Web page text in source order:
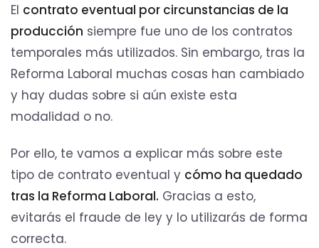
El contrato eventual por circunstancias de la
producción siempre fue uno de los contratos
temporales más utilizados. Sin embargo, tras la
Reforma Laboral muchas cosas han cambiado
y hay dudas sobre si aún existe esta
modalidad o no.
Por ello, te vamos a explicar más sobre este
tipo de contrato eventual y cómo ha quedado
tras la Reforma Laboral. Gracias a esto,
evitarás el fraude de ley y lo utilizarás de forma
correcta.